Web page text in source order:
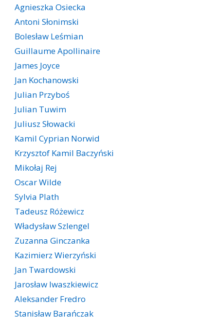
Agnieszka Osiecka
Antoni Słonimski
Bolesław Leśmian
Guillaume Apollinaire
James Joyce
Jan Kochanowski
Julian Przyboś
Julian Tuwim
Juliusz Słowacki
Kamil Cyprian Norwid
Krzysztof Kamil Baczyński
Mikołaj Rej
Oscar Wilde
Sylvia Plath
Tadeusz Różewicz
Władysław Szlengel
Zuzanna Ginczanka
Kazimierz Wierzyński
Jan Twardowski
Jarosław Iwaszkiewicz
Aleksander Fredro
Stanisław Barańczak